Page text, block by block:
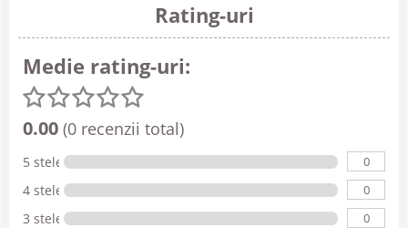
Rating-uri
Medie rating-uri:
0.00 (0 recenzii total)
5 stele 0
4 stele 0
3 stele 0